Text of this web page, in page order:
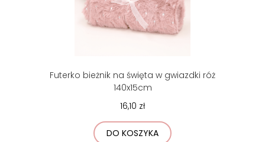
Futerko bieżnik na święta w gwiazdki róż
140x15cm
16,10 zł
DO KOSZYKA